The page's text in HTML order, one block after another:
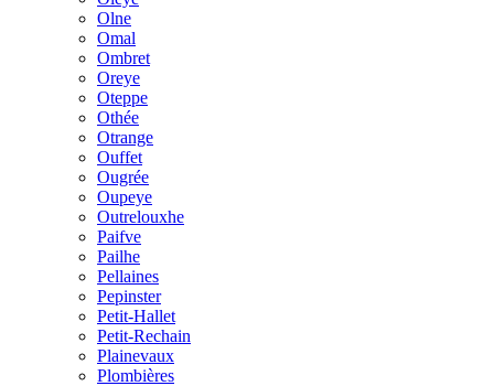
Olne
Omal
Ombret
Oreye
Oteppe
Othée
Otrange
Ouffet
Ougrée
Oupeye
Outrelouxhe
Paifve
Pailhe
Pellaines
Pepinster
Petit-Hallet
Petit-Rechain
Plainevaux
Plombières